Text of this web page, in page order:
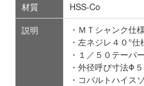
材質
HSS-Co
説明
・ＭＴシャンク仕様
・左ネジレ４０°仕
・１／５０テーパ
・外径呼び寸法Φ５
・コバルトハイス